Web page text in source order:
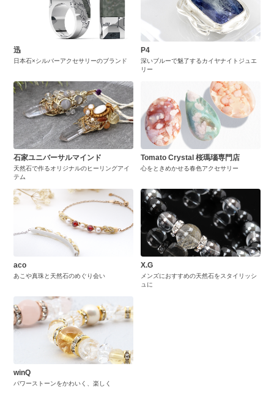
迅
日本石×シルバーアクセサリーのブランド
P4
深いブルーで魅了するカイヤナイトジュエ
リー
石家ユニバーサルマインド
天然石で作るオリジナルのヒーリングアイ
テム
Tomato Crystal 桜瑪瑙専門店
心をときめかせる春色アクセサリー
aco
あこや真珠と天然石のめぐり会い
X.G
メンズにおすすめの天然石をスタイリッシ
ュに
winQ
パワーストーンをかわいく、楽しく